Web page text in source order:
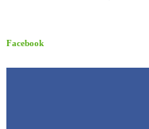
Facebook